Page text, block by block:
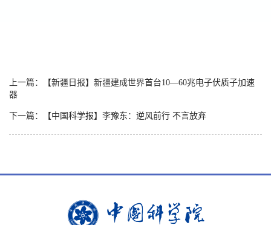
上一篇：【新疆日报】新疆建成世界首台10—60兆电子伏质子加速
器
下一篇：【中国科学报】李豫东：逆风前行 不言放弃